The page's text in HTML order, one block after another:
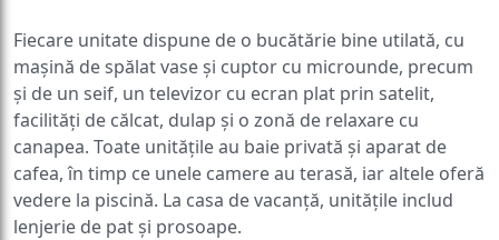
Fiecare unitate dispune de o bucătărie bine utilată, cu
mașină de spălat vase și cuptor cu microunde, precum
și de un seif, un televizor cu ecran plat prin satelit,
facilități de călcat, dulap și o zonă de relaxare cu
canapea. Toate unitățile au baie privată și aparat de
cafea, în timp ce unele camere au terasă, iar altele oferă
vedere la piscină. La casa de vacanță, unitățile includ
lenjerie de pat și prosoape.